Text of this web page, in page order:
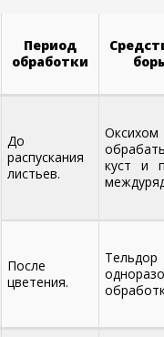
Период
обработки
До
распускания
листьев.
куст и
После
цветения.